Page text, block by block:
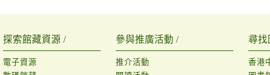
探索館藏資源 /
電子資源
參與推廣活動 /
推介活動
尋找
香港